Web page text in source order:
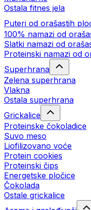
Ostala fitnes jela
Puteri od orašastih
100% namazi od
Slatki namazi od
Proteinski namazi od
Superhrana
Zelena superhrana
Vlakna
Ostala superhrana
Grickalice
Proteinske čokoladice
Suvo meso
Liofilizovano voće
Protein cookies
Proteinski čips
Energetske pločice
Čokolada
Ostale grickalice